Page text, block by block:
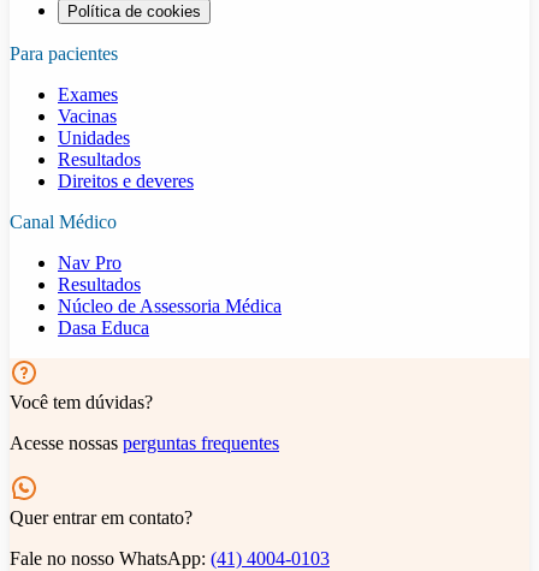
Política de cookies
Para pacientes
Exames
Vacinas
Unidades
Resultados
Direitos e deveres
Canal Médico
Nav Pro
Resultados
Núcleo de Assessoria Médica
Dasa Educa
Você tem dúvidas?
Acesse nossas perguntas frequentes
Quer entrar em contato?
Fale no nosso WhatsApp: (41) 4004-0103